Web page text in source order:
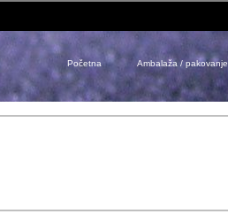
Početna Ambalaža / pakovanje